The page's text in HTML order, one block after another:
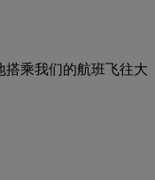
搭乘我们的航班飞往大